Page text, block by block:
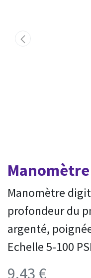
Manomètre
Manomètre
profondeur du
argenté,
Echelle 5-100
9,43€